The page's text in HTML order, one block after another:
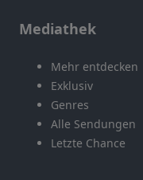
Mediathek
Mehr entdecken
Exklusiv
Genres
Alle Sendungen
Letzte Chance